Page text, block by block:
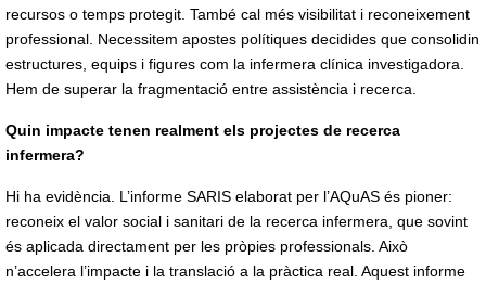
recursos o temps protegit. També cal més visibilitat i reconeixement
professional. Necessitem apostes polítiques decidides que consolidin
estructures, equips i figures com la infermera clínica investigadora.
Hem de superar la fragmentació entre assistència i recerca.
Quin impacte tenen realment els projectes de recerca
infermera?
Hi ha evidència. L’informe SARIS elaborat per l’AQuAS és pioner:
reconeix el valor social i sanitari de la recerca infermera, que sovint
és aplicada directament per les pròpies professionals. Això
n’accelera l’impacte i la translació a la pràctica real. Aquest informe